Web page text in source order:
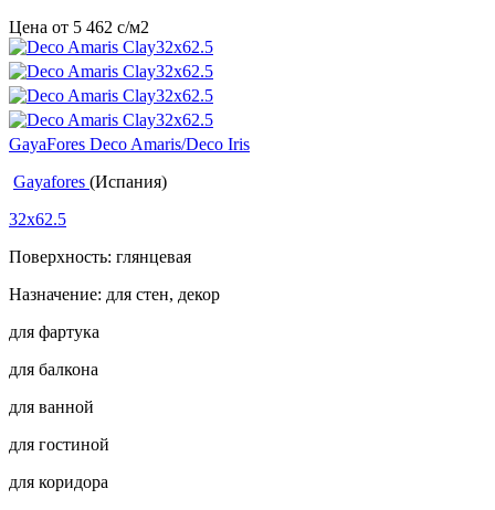
Цена от 5 462 c/м2
GayaFores Deco Amaris/Deco Iris
Gayafores (Испания)
32x62.5
Поверхность: глянцевая
Назначение: для стен, декор
для фартука
для балкона
для ванной
для гостиной
для коридора